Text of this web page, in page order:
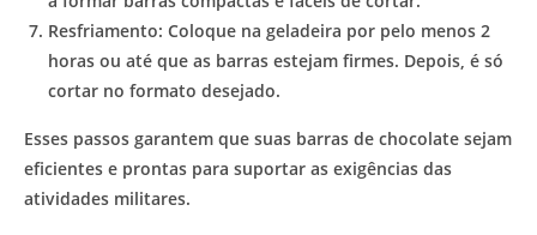
Resfriamento: Coloque na geladeira por pelo menos 2
horas ou até que as barras estejam firmes. Depois, é só
cortar no formato desejado.
Esses passos garantem que suas barras de chocolate sejam
eficientes e prontas para suportar as exigências das
atividades militares.